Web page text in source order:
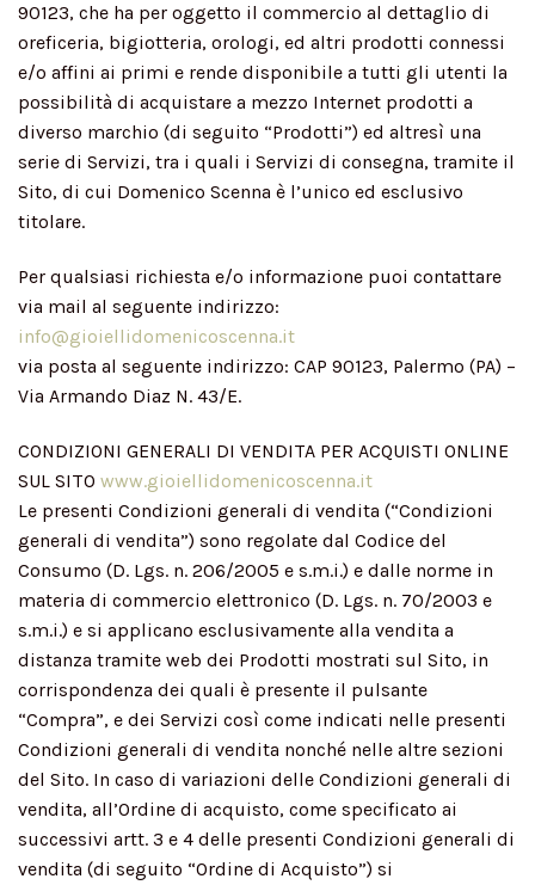
90123, che ha per oggetto il commercio al dettaglio di
oreficeria, bigiotteria, orologi, ed altri prodotti connessi
e/o affini ai primi e rende disponibile a tutti gli utenti la
possibilità di acquistare a mezzo Internet prodotti a
diverso marchio (di seguito “Prodotti”) ed altresì una
serie di Servizi, tra i quali i Servizi di consegna, tramite il
Sito, di cui Domenico Scenna è l’unico ed esclusivo
titolare.
Per qualsiasi richiesta e/o informazione puoi contattare
via mail al seguente indirizzo:
info@gioiellidomenicoscenna.it
via posta al seguente indirizzo: CAP 90123, Palermo (PA) –
Via Armando Diaz N. 43/E.
CONDIZIONI GENERALI DI VENDITA PER ACQUISTI ONLINE
SUL SITO www.gioiellidomenicoscenna.it
Le presenti Condizioni generali di vendita (“Condizioni
generali di vendita”) sono regolate dal Codice del
Consumo (D. Lgs. n. 206/2005 e s.m.i.) e dalle norme in
materia di commercio elettronico (D. Lgs. n. 70/2003 e
s.m.i.) e si applicano esclusivamente alla vendita a
distanza tramite web dei Prodotti mostrati sul Sito, in
corrispondenza dei quali è presente il pulsante
“Compra”, e dei Servizi così come indicati nelle presenti
Condizioni generali di vendita nonché nelle altre sezioni
del Sito. In caso di variazioni delle Condizioni generali di
vendita, all’Ordine di acquisto, come specificato ai
successivi artt. 3 e 4 delle presenti Condizioni generali di
vendita (di seguito “Ordine di Acquisto”) si